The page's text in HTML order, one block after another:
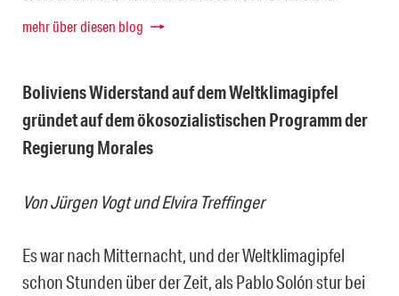
mehr über diesen blog
Boliviens Widerstand auf dem Weltklimagipfel
gründet auf dem ökosozialistischen Programm der
Regierung Morales
Von Jürgen Vogt und Elvira Treffinger
Es war nach Mitternacht, und der Weltklimagipfel
schon Stunden über der Zeit, als Pablo Solón stur bei